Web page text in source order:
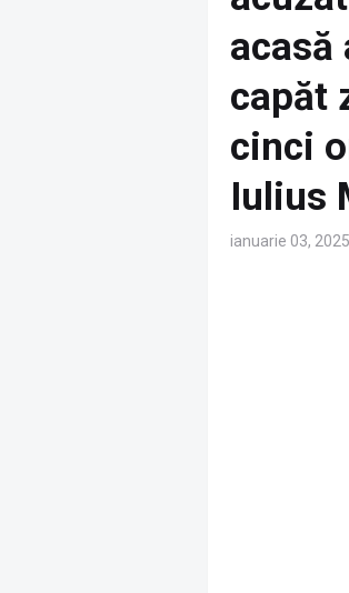
acasă
capăt
cinci
Iulius
ianuarie 03, 2025